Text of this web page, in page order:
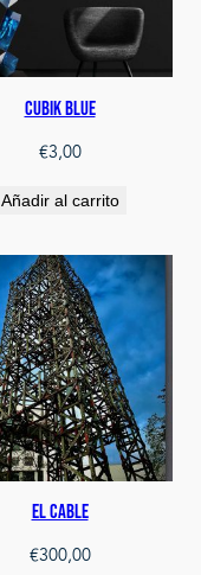
Cubik Blue
€3,00
Añadir al carrito
El Cable
€300,00